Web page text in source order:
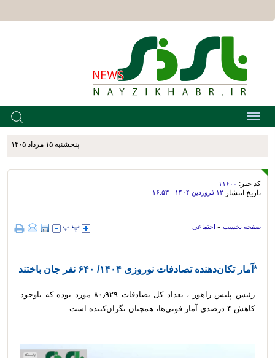
پنجشنبه ۱۵ مرداد ۱۴۰۵
کد خبر: ۱۱۶۰۰
تاریخ انتشار:۱۲ فروردين ۱۴۰۴ - ۱۶:۵۳
صفحه نخست » اجتماعی
*آمار تکان‌دهنده تصادفات نوروزی ۱۴۰۴/ ۶۴۰ نفر جان باختند
رئیس پلیس راهور ، تعداد کل تصادفات ۸۰٫۹۲۹ مورد بوده که باوجود
کاهش ۴ درصدی آمار فوتی‌ها، همچنان نگران‌کننده است.